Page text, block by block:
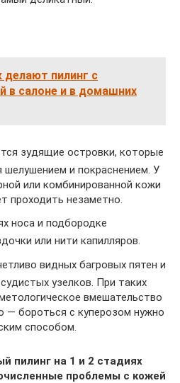
делают пилинг с
в салоне и в домашних
зудящие островки, которые
шелушением и покраснением. У
или комбинированной кожи
проходить незаметно.
носа и подбородке
или нити капилляров.
видных багровых пятен и
узелков. При таких
вмешательство
— бороться с куперозом нужно
способом.
пилинг на 1 и 2 стадиях
проблемы с кожей